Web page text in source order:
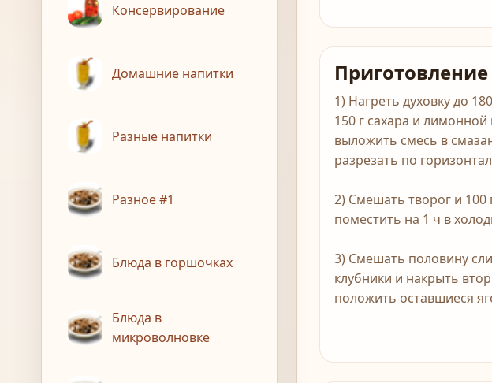
Консервирование
Домашние напитки
Разные напитки
Разное #1
Блюда в горшочках
Блюда в
микроволновке
Приготовление
1) Нагреть духовку до
150 г сахара и
выложить смесь в
разрезать по
2) Смешать творог и 100
поместить на 1 ч в
3) Смешать половину
клубники и накрыть
положить оставшиеся